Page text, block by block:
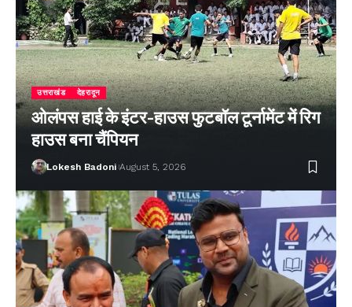
उत्तराखंड देहरादून
ओलंपस हाई के इंटर-हाउस फुटबॉल टूर्नामेंट में रिग
हाउस बना चैंपियन
Lokesh Badoni August 5, 2026